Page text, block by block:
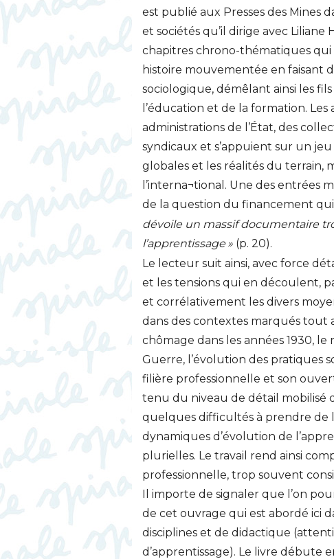
est publié aux Presses des Mines
et sociétés qu’il dirige avec
chapitres chrono-thématiques qui
histoire mouvementée en faisant
sociologique, démêlant ainsi les
l’éducation et de la formation.
administrations de l’État, des
syndicaux et s’appuient sur un
globales et les réalités du terrain,
l’interna¬tional. Une des entrées
de la question du financement qui
dévoile un massif documentaire
l’apprentissage » (p. 20).
Le lecteur suit ainsi, avec force
et les tensions qui en découlent,
et corrélativement les divers
dans des contextes marqués tout
chômage dans les années 1930,
Guerre, l’évolution des pratiques
filière professionnelle et son
tenu du niveau de détail mobilisé
quelques difficultés à prendre de
dynamiques d’évolution de
plurielles. Le travail rend ainsi
professionnelle, trop souvent
Il importe de signaler que l’on
de cet ouvrage qui est abordé ici
disciplines et de didactique
d’apprentissage). Le livre débute